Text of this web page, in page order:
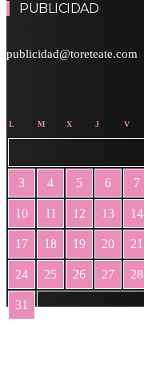
PUBLICIDAD
publicidad@toreteate.com
L M X J V
3 4 5 6 7
10 11 12 13 14
17 18 19 20 21
24 25 26 27 28
31